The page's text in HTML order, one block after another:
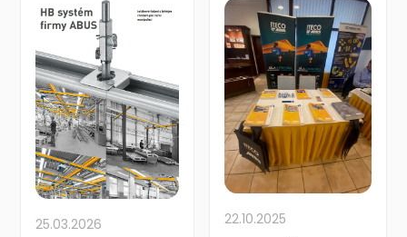
25.03.2026 22.10.2025